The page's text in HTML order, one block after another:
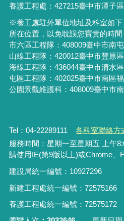
養護工程處：427215臺中市潭子
※養工處駐外單位地址及科室如
所在位置，以免耽誤您寶貴的時間
市六區工程隊：408009臺中市南
山線工程隊：420012臺中市豐原
海線工程隊：436044臺中市清水
屯區工程隊：402025臺中市南區
公園景觀維護科：408009臺中市
Tel：04-22289111 各科室聯絡方
服務時間：星期一至星期五 上午
請使用IE(第9版以上)或Chrome、
建設局統一編號：10927296
新建工程處統一編號 ： 72575166
養護工程處統一編號 ： 72575172